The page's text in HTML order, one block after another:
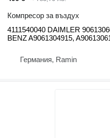
Компресор за въздух
4111540040 DAIMLER
BENZ A9061304915,
Германия, Ramin